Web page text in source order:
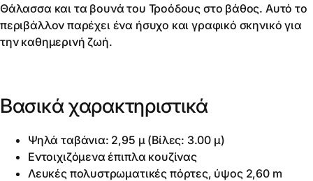
Θάλασσα και τα βουνά του Τροόδους στο βάθος. Αυτό το
περιβάλλον παρέχει ένα ήσυχο και γραφικό σκηνικό για
την καθημερινή ζωή.
Βασικά χαρακτηριστικά
Ψηλά ταβάνια: 2,95 μ (Βίλες: 3.00 μ)
Εντοιχιζόμενα έπιπλα κουζίνας
Λευκές πολυστρωματικές πόρτες, ύψος 2,60 m